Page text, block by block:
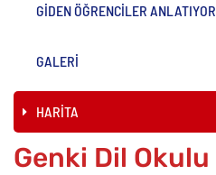
GİDEN ÖĞRENCİLER ANLATIYOR
GALERİ
HARİTA
Genki Dil Okulu